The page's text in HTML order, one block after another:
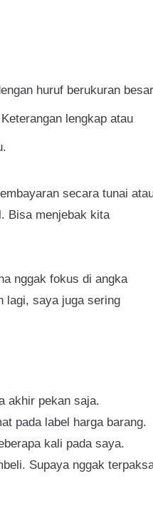
huruf berukuran besar
lengkap atau
secara tunai
Bisa menjebak kita
nggak fokus di angka
lagi, saya juga sering
akhir pekan saja.
pada label harga barang.
kali pada saya.
Supaya nggak